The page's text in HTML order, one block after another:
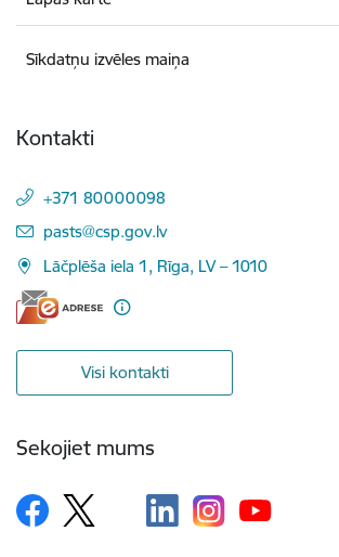
Sīkdatņu izvēles maiņa
Kontakti
+371 80000098
E-pasts:
pasts@csp.gov.lv
Lāčplēša iela 1, Rīga, LV – 1010
Visi kontakti
Sekojiet mums